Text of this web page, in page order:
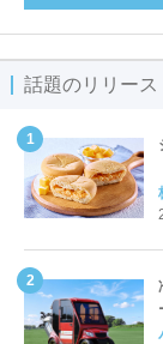
話題のリリース